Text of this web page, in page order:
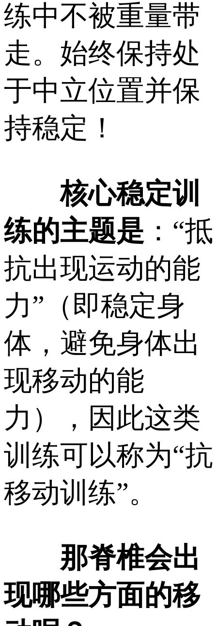
练中不被重量带
走。始终保持处
于中立位置并保
持稳定！
核心稳定训
练的主题是 ：“抵
抗出现运动的能
力”（即稳定身
体，避免身体出
现移动的能
力），因此这类
训练可以称为“抗
移动训练”。
那脊椎会出
现哪些方面的移